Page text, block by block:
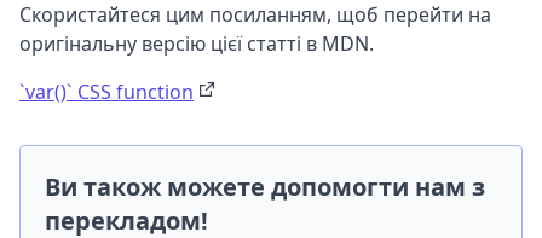
Скористайтеся цим посиланням, щоб перейти на
оригінальну версію цієї статті в MDN.
`var()` CSS function
Ви також можете допомогти нам з
перекладом!